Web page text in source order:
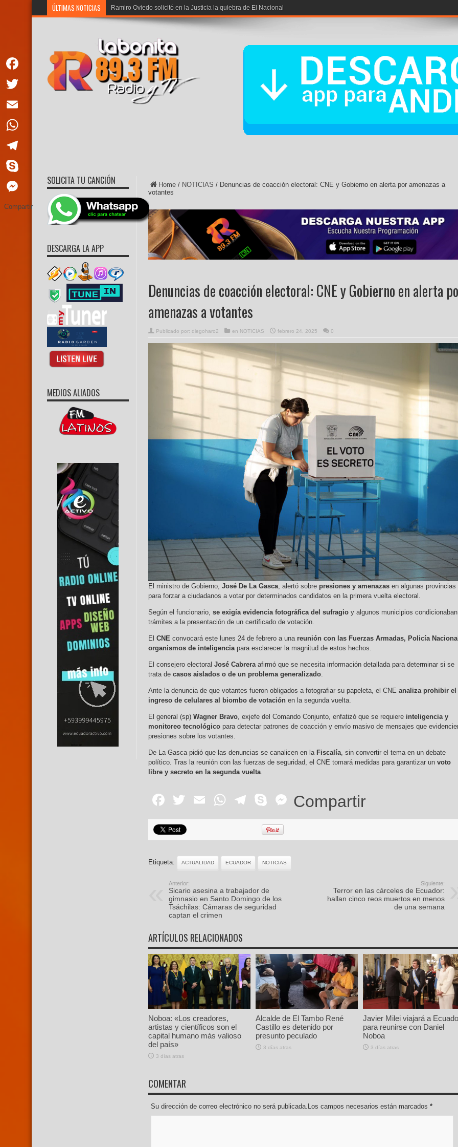
ÚLTIMAS NOTICIAS Ramiro Oviedo solicitó en la Justicia la quiebra de El Nacional
Home / NOTICIAS / Denuncias de coacción electoral: CNE y Gobierno en alerta por amenazas a
votantes
Denuncias de coacción electoral: CNE y Gobierno en alerta
amenazas a votantes
Publicado por: diegoharo2 en NOTICIAS febrero 24, 2025 0
El ministro de Gobierno, José De La Gasca, alertó sobre presiones y amenazas en algunas provincias
para forzar a ciudadanos a votar por determinados candidatos en la primera vuelta electoral.
Según el funcionario, se exigía evidencia fotográfica del sufragio y algunos municipios condicionaban
trámites a la presentación de un certificado de votación.
El CNE convocará este lunes 24 de febrero a una reunión con las Fuerzas Armadas, Policía
organismos de inteligenciapara esclarecer la magnitud de estos hechos.
El consejero electoral José Cabreraafirmó que se necesita información detallada para determinar si se
trata de casos aislados o de un problema generalizado.
Ante la denuncia de que votantes fueron obligados a fotografiar su papeleta, el CNE analiza prohibir el
ingreso de celulares al biombo de votación en la segunda vuelta.
El general (sp) Wagner Bravo, exjefe del Comando Conjunto, enfatizó que se requiere inteligencia y
monitoreo tecnológico para detectar patrones de coacción y envío masivo de mensajes que
presiones sobre los votantes.
De La Gasca pidió que las denuncias se canalicen en la Fiscalía, sin convertir el tema en un debate
político. Tras la reunión con las fuerzas de seguridad, el CNE tomará medidas para garantizar un voto
libre y secreto en la segunda vuelta.
Facebook
Twitter
EmailWhatsApp
Telegram
SkypeMessenger
Compartir
Etiqueta: ACTUALIDAD ECUADOR NOTICIAS
Anterior:
Sicario asesina a trabajador de
gimnasio en Santo Domingo de los
Tsáchilas: Cámaras de seguridad
captan el crimen
Siguiente:
Terror en las cárceles de Ecuador:
hallan cinco reos muertos en menos
de una semana
ARTÍCULOS RELACIONADOS
Noboa: «Los creadores,
artistas y científicos son el
capital humano más valioso
del país»
3 días atras
Alcalde de El Tambo René
Castillo es detenido por
presunto peculado
3 días atras
Javier Milei viajará a
para reunirse con Daniel
Noboa
3 días atras
COMENTAR
Su dirección de correo electrónico no será publicada.Los campos necesarios están marcados *
SOLICITA TU CANCIÓN
DESCARGA LA APP
MEDIOS ALIADOS
Facebook
Twitter
Email
WhatsApp
Telegram
Skype
Messenger
Compartir